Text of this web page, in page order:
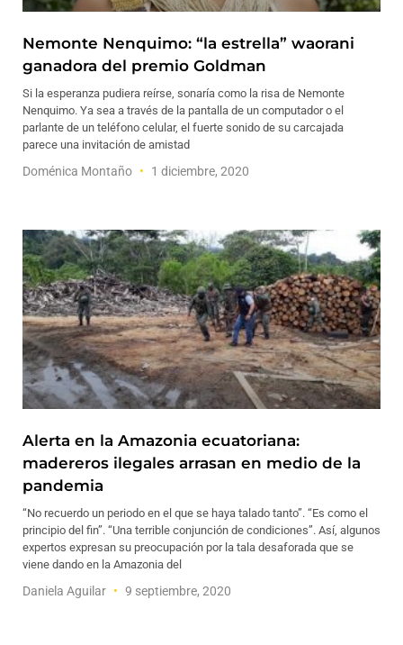
Nemonte Nenquimo: “la estrella” waorani
ganadora del premio Goldman
Si la esperanza pudiera reírse, sonaría como la risa de Nemonte
Nenquimo. Ya sea a través de la pantalla de un computador o el
parlante de un teléfono celular, el fuerte sonido de su carcajada
parece una invitación de amistad
Doménica Montaño 1 diciembre, 2020
Alerta en la Amazonia ecuatoriana:
madereros ilegales arrasan en medio de la
pandemia
“No recuerdo un periodo en el que se haya talado tanto”. “Es como el
principio del fin”. “Una terrible conjunción de condiciones”. Así, algunos
expertos expresan su preocupación por la tala desaforada que se
viene dando en la Amazonia del
Daniela Aguilar 9 septiembre, 2020